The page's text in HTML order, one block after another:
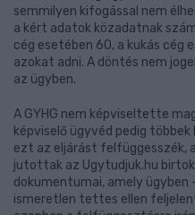
semmilyen kifogással nem
a kért adatok közadatnak
cég esetében 60, a kukás cég
azokat adni. A döntés nem
az ügyben.
A GYHG nem képviseltette
képviselő ügyvéd pedig
ezt az eljárást felfüggesszék,
jutottak az Ugytudjuk.hu
dokumentumai, amely ügyben
ismeretlen tettes ellen